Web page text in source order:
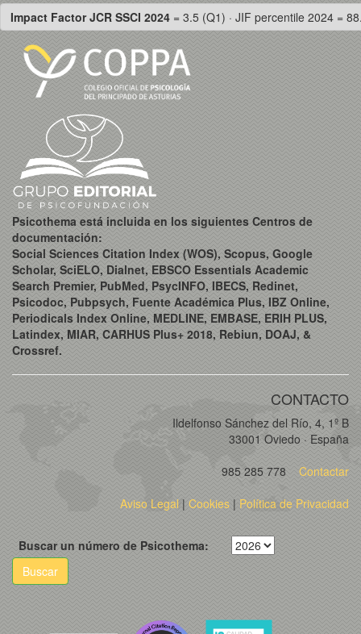
Impact Factor JCR SSCI 2024 = 3.5 (Q1) · JIF percentile 2024 =
Psicothema está incluida en los siguientes Centros de
documentación:
Social Sciences Citation Index (WOS), Scopus, Google
Scholar, SciELO, Dialnet, EBSCO Essentials Academic
Search Premier, PubMed, PsycINFO, IBECS, Redinet,
Psicodoc, Pubpsych, Fuente Académica Plus, IBZ Online,
Periodicals Index Online, MEDLINE, EMBASE, ERIH PLUS,
Latindex, MIAR, CARHUS Plus+ 2018, Rebiun, DOAJ, &
Crossref.
CONTACTO
Ildelfonso Sánchez del Río, 4, 1º B
33001 Oviedo · España
985 285 778
Contactar
Aviso Legal| Cookies | Política de Privacidad
Buscar un número de Psicothema:
Buscar